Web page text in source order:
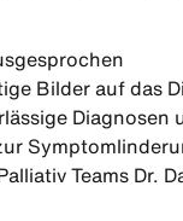
Bilder auf das
Diagnosen
Teams Dr.